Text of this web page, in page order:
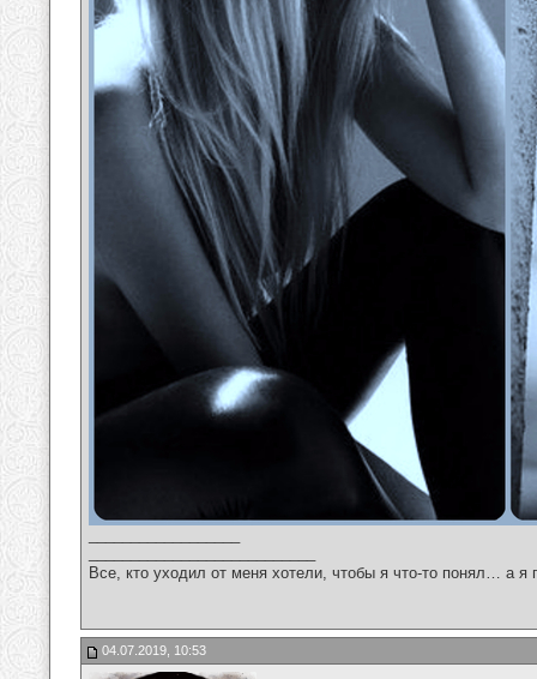
Все, кто уходил от меня хотели, чтобы я что-то понял… а
04.07.2019, 10:53